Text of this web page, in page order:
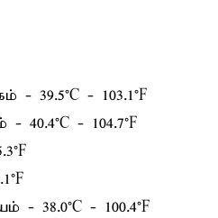
39.5°C - 103.1°F
- 104.7°F
- 38.0°C - 100.4°F